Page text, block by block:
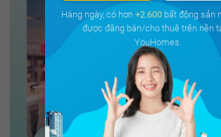
Hàng ngày, có hơn +2.600bất động sản
được đăng bán/cho thuê trên nền
YouHomes.